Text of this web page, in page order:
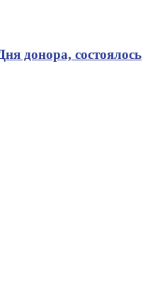
донора, состоялось